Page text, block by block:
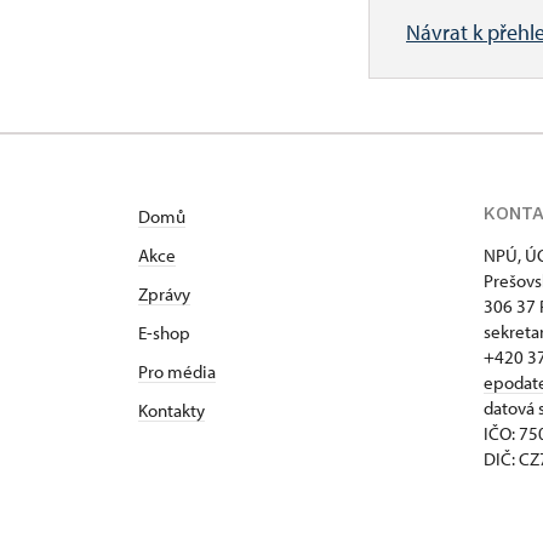
Návrat k
Domů
Akce
Zprávy
E-shop
Pro média
Kontakty
NPÚ,
306 37
+420
datová
IČO:
DIČ: